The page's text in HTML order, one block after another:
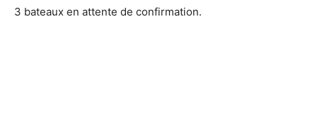
3 bateaux en attente de confirmation.